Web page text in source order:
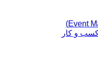
کسب و کار